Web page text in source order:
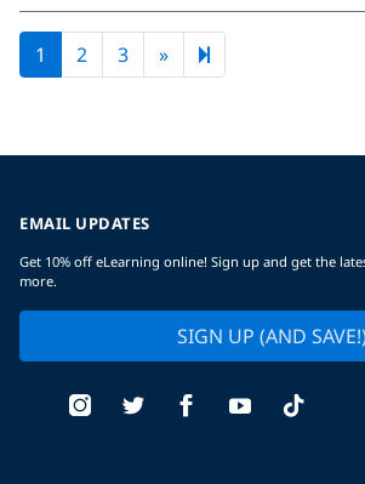
1 2 3 »Next page
5
EMAIL UPDATES
Get 10% off eLearning online! Sign up and get the
more.
SIGN UP (AND